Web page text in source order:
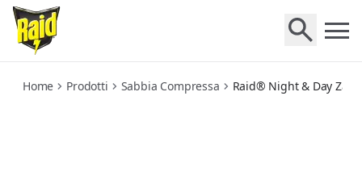
night-day-zanzare-base
Home Prodotti Sabbia Compressa Raid® Night & Day